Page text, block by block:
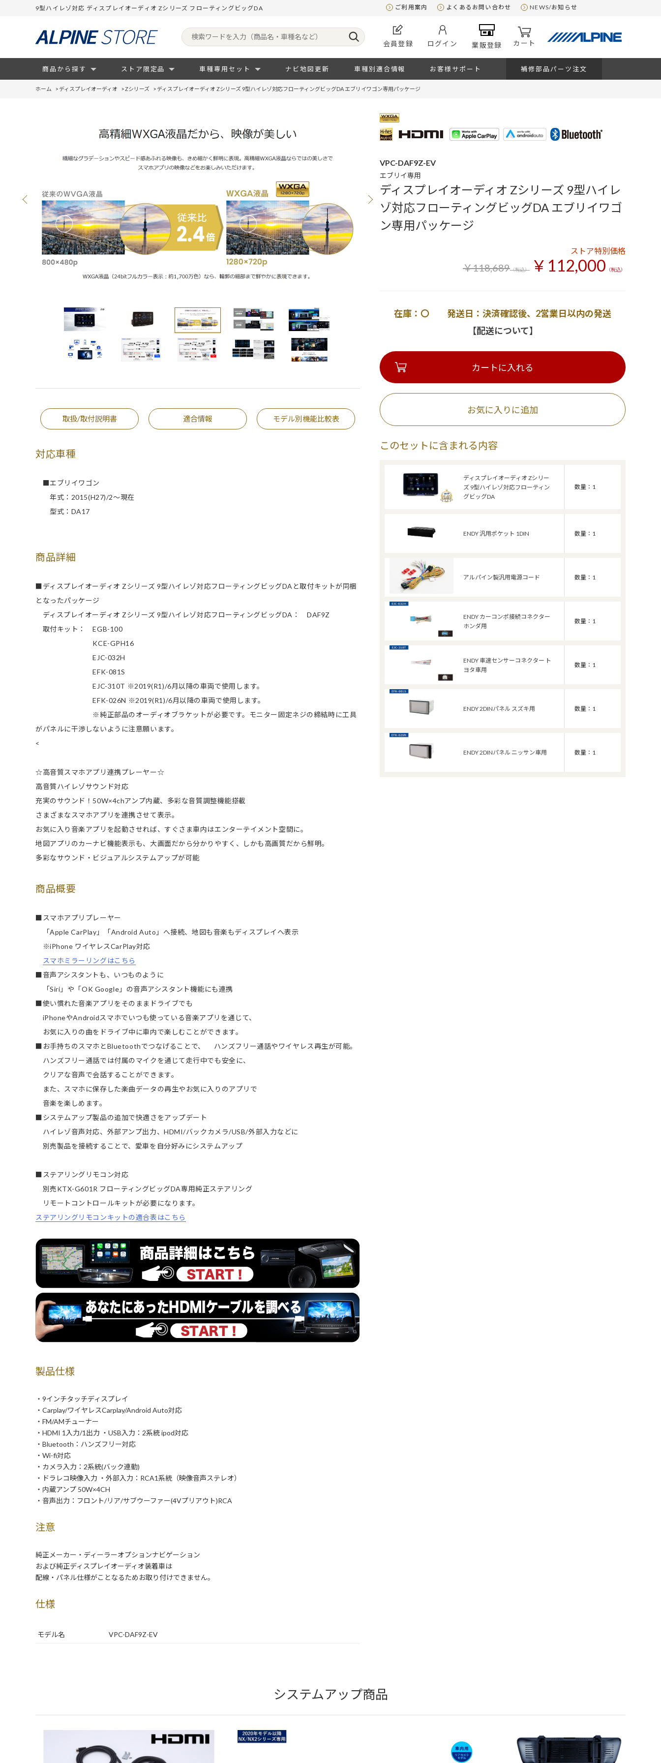
9型ハイレゾ対応 ディスプレイオーディオ Zシリーズ フローティングビッグDA ご利用案内 よくあるお問い合わせ NEWS/お知らせ
会員登録 ログイン 業販登録 カート
商品から探す ストア限定品 車種専用セット ナビ地図更新 車種別適合情報 お客様サポート 補修部品パーツ注文
ホーム > ディスプレイオーディオ >Zシリーズ > ディスプレイオーディオ Zシリーズ 9型ハイレゾ対応フローティングビッグDA エブリイワゴン専用パッケージ
取扱/取付説明書 適合情報 モデル別機能比較表
対応車種
■エブリイワゴン
年式：2015(H27)/2～現在
型式：DA17
商品詳細
■ディスプレイオーディオ Zシリーズ 9型ハイレゾ対応フローティングビッグDAと取付キットが同梱
となったパッケージ
ディスプレイオーディオ Zシリーズ 9型ハイレゾ対応フローティングビッグDA： DAF9Z
取付キット： EGB-100
KCE-GPH16
EJC-032H
EFK-081S
EJC-310T ※2019(R1)/6月以降の車両で使用します。
EFK-026N ※2019(R1)/6月以降の車両で使用します。
※純正部品のオーディオブラケットが必要です。モニター固定ネジの締結時に工具
がパネルに干渉しないように注意願います。
<
☆高音質スマホアプリ連携プレーヤー☆
高音質ハイレゾサウンド対応
充実のサウンド！50W×4chアンプ内蔵、多彩な音質調整機能搭載
さまざまなスマホアプリを連携させて表示。
お気に入り音楽アプリを起動させれば、すぐさま車内はエンターテイメント空間に。
地図アプリのカーナビ機能表示も、大画面だから分かりやすく、しかも高画質だから鮮明。
多彩なサウンド・ビジュアルシステムアップが可能
商品概要
■スマホアプリプレーヤー
「Apple CarPlay」「Android Auto」へ接続、地図も音楽もディスプレイへ表示
※iPhone ワイヤレスCarPlay対応
スマホミラーリングはこちら
■音声アシスタントも、いつものように
「Siri」や「OK Google」の音声アシスタント機能にも連携
■使い慣れた音楽アプリをそのままドライブでも
iPhoneやAndroidスマホでいつも使っている音楽アプリを通じて、
お気に入りの曲をドライブ中に車内で楽しむことができます。
■お手持ちのスマホとBluetoothでつなげることで、 ハンズフリー通話やワイヤレス再生が可能。
ハンズフリー通話では付属のマイクを通じて走行中でも安全に、
クリアな音声で会話することができます。
また、スマホに保存した楽曲データの再生やお気に入りのアプリで
音楽を楽しめます。
■システムアップ製品の追加で快適さをアップデート
ハイレゾ音声対応、外部アンプ出力、HDMI/バックカメラ/USB/外部入力などに
別売製品を接続することで、愛車を自分好みにシステムアップ
■ステアリングリモコン対応
別売KTX-G601R フローティングビッグDA専用純正ステアリング
リモートコントロールキットが必要になります。
ステアリングリモコンキットの適合表はこちら
製品仕様
・9インチタッチディスプレイ
・Carplay/ワイヤレスCarplay/Android Auto対応
・FM/AMチューナー
・HDMI 1入力/1出力 ・USB入力：2系統 ipod対応
・Bluetooth：ハンズフリー対応
・Wi-fi対応
・カメラ入力：2系統(バック連動)
・ドラレコ映像入力 ・外部入力：RCA1系統（映像音声ステレオ）
・内蔵アンプ 50W×4CH
・音声出力：フロント/リア/サブウーファー(4Vプリアウト)RCA
注意
純正メーカー・ディーラーオプションナビゲーション
および純正ディスプレイオーディオ装着車は
配線・パネル仕様がことなるためお取り付けできません。
仕様
モデル名 VPC-DAF9Z-EV
エブリイ専用
VPC-DAF9Z-EV
ディスプレイオーディオ Zシリーズ 9型ハイレ
ゾ対応フローティングビッグDA エブリイワゴ
ン専用パッケージ
ストア特別価格
￥118,689（税込） ￥112,000 （税込）
在庫：〇 発送日：決済確認後、2営業日以内の発送
【配送について】
カートに入れる
このセットに含まれる内容
ディスプレイオーディオ Zシリー
ズ 9型ハイレゾ対応フローティン
グビッグDA
数量：1
ENDY 汎用ポケット 1DIN 数量：1
アルパイン製汎用電源コード 数量：1
ENDY カーコンポ接続コネクター
ホンダ用
数量：1
ENDY 車速センサーコネクター ト
ヨタ車用
数量：1
ENDY 2DINパネル スズキ用 数量：1
ENDY 2DINパネル ニッサン車用 数量：1
お気に入りに追加
システムアップ商品